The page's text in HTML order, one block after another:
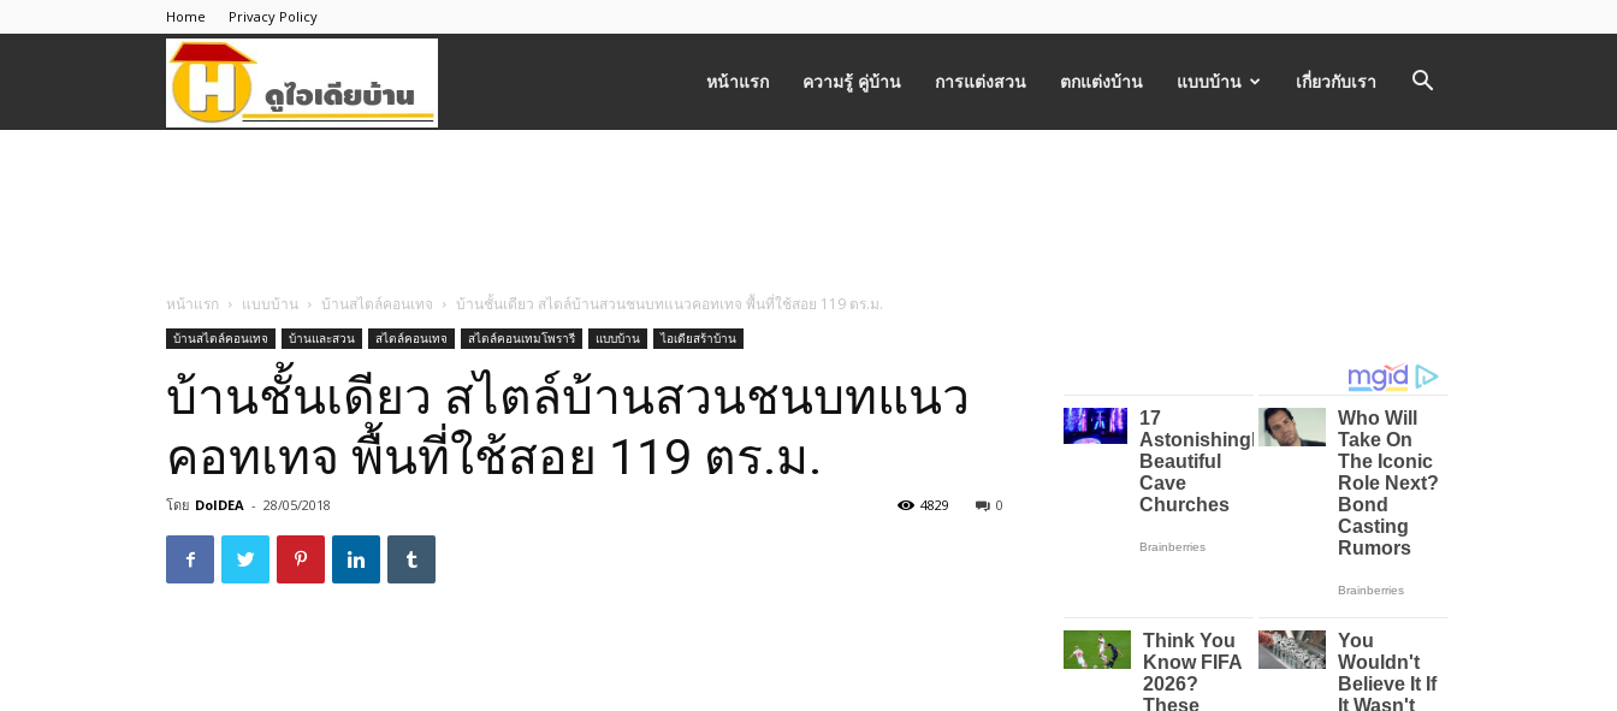
Home Privacy Policy
หน้าแรก ความรู้ คู่บ้าน การแต่งสวน ตกแต่งบ้าน แบบบ้าน เกี่ยวกับเรา
หน้าแรก แบบบ้าน บ้านสไตล์คอนเทจ บ้านชั้นเดียว สไตล์บ้านสวนชนบทแนวคอทเทจ พื้นที่ใช้สอย 119 ตร.ม.
บ้านสไตล์คอนเทจ บ้านและสวน สไตล์คอนเทจ สไตล์คอนเทมโพรารี แบบบ้าน ไอเดียสร้าบ้าน
บ้านชั้นเดียว สไตล์บ้านสวนชนบทแนว
คอทเทจ พื้นที่ใช้สอย 119 ตร.ม.
โดย DoIDEA - 28/05/2018 0
4829